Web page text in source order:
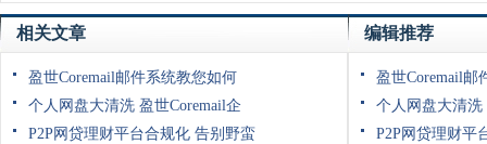
相关文章
盈世Coremail邮件系统教您如何
个人网盘大清洗 盈世Coremail企
P2P网贷理财平台合规化 告别野蛮
编辑推荐
盈世Coremail邮
个人网盘大清洗
P2P网贷理财平